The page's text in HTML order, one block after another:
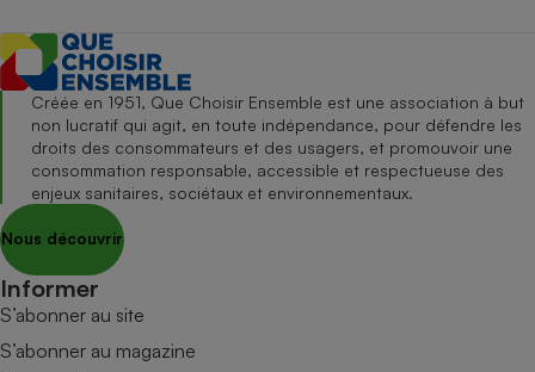
Créée en 1951, Que Choisir Ensemble est une association à but
non lucratif qui agit, en toute indépendance, pour défendre les
droits des consommateurs et des usagers, et promouvoir une
consommation responsable, accessible et respectueuse des
enjeux sanitaires, sociétaux et environnementaux.
Nous découvrir
Informer
S’abonner au site
S’abonner au magazine